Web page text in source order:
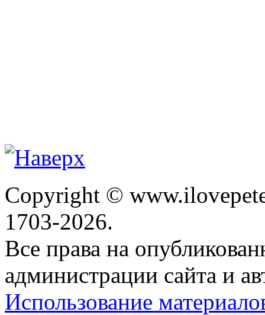
Copyright ©
1703-2026.
Все права на
администрации сайта и
Использование